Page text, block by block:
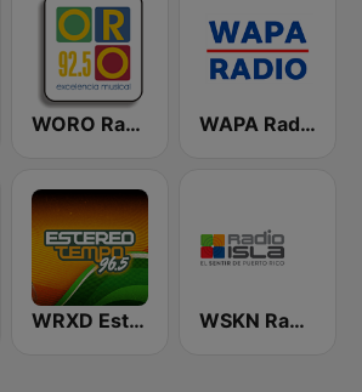
WORO Radio Oro 92.5 FM WAPA Radio
WRXD Estereotempo 96.5 FM WSKN Radio Isla 1320 AM